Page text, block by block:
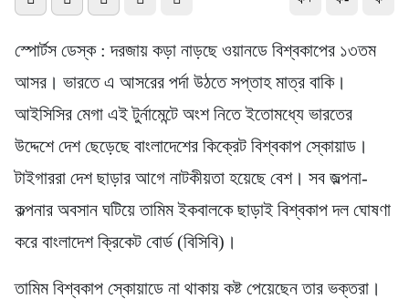
স্পোর্টস ডেস্ক : দরজায় কড়া নাড়ছে ওয়ানডে বিশ্বকাপের ১৩তম
আসর। ভারতে এ আসরের পর্দা উঠতে সপ্তাহ মাত্র বাকি।
আইসিসির মেগা এই টুর্নামেন্টে অংশ নিতে ইতোমধ্যে ভারতের
উদ্দেশে দেশ ছেড়েছে বাংলাদেশের কিক্রেট বিশ্বকাপ স্কোয়াড।
টাইগাররা দেশ ছাড়ার আগে নাটকীয়তা হয়েছে বেশ। সব জল্পনা-
কল্পনার অবসান ঘটিয়ে তামিম ইকবালকে ছাড়াই বিশ্বকাপ দল ঘোষণা
করে বাংলাদেশ ক্রিকেট বোর্ড (বিসিবি)।
তামিম বিশ্বকাপ স্কোয়াডে না থাকায় কষ্ট পেয়েছেন তার ভক্তরা।